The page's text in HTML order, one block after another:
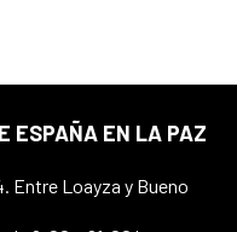
ESPAÑA EN LA PAZ
Entre Loayza y Bueno